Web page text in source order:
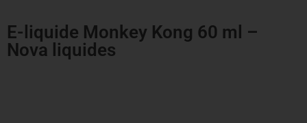
E-liquide Monkey Kong 60 ml –
Nova liquides